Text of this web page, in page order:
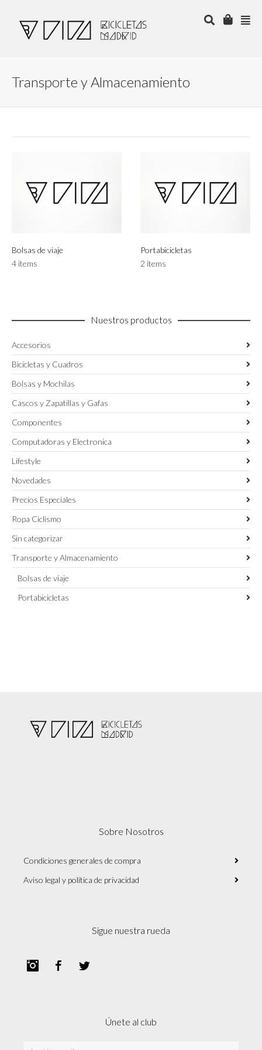
Transporte y Almacenamiento
Bolsas de viaje
4 items
Portabicicletas
2 items
Nuestros productos
Accesorios
Bicicletas y Cuadros
Bolsas y Mochilas
Cascos y Zapatillas y Gafas
Componentes
Computadoras y Electronica
Lifestyle
Novedades
Precios Especiales
Ropa Ciclismo
Sin categorizar
Transporte y Almacenamiento
Bolsas de viaje
Portabicicletas
Sobre Nosotros
Condiciones generales de compra
Aviso legal y política de privacidad
Sigue nuestra rueda
InstagramFacebook
Únete al club